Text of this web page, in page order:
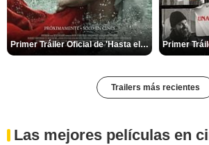
Primer Tráiler Oficial de 'Hasta el fin del mundo'
Trailers más recientes
Las mejores películas en